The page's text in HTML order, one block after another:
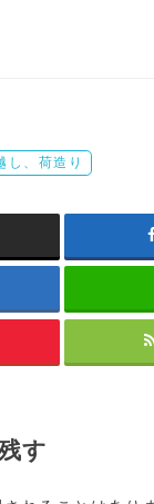
し、荷造り
す